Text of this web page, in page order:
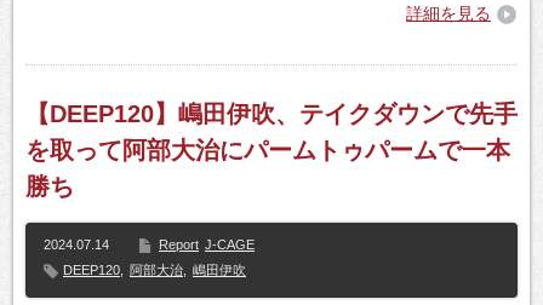
詳細を見る
【DEEP120】嶋田伊吹、テイクダウンで先手
を取って阿部大治にパームトゥパームで一本
勝ち
2024.07.14 Report J-CAGE
DEEP120
阿部大治 嶋田伊吹